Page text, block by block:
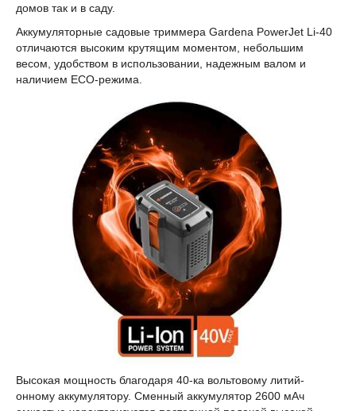
домов так и в саду.
Аккумуляторные садовые триммера Gardena PowerJet Li-40
отличаются высоким крутящим моментом, небольшим
весом, удобством в использовании, надежным валом и
наличием ECO-режима.
Высокая мощность благодаря 40-ка вольтовому литий-
онному аккумулятору. Сменный аккумулятор 2600 мАч